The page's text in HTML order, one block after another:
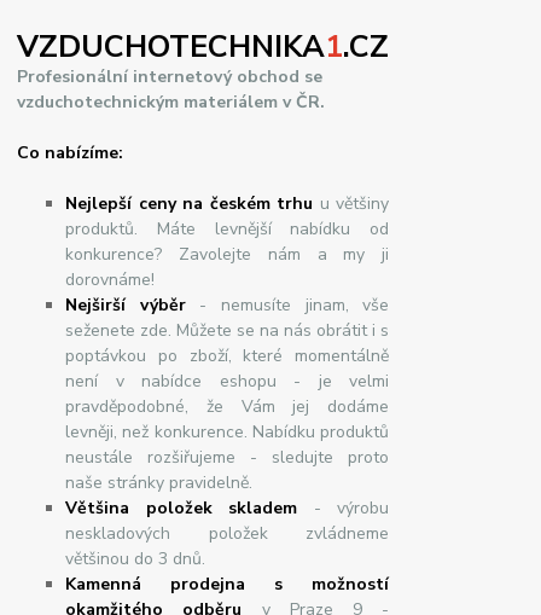
VZDUCHOTECHNIKA1.CZ
Profesionální internetový obchod se
vzduchotechnickým materiálem v ČR.
Co nabízíme:
Nejlepší ceny na českém trhu u většiny
produktů. Máte levnější nabídku od
konkurence? Zavolejte nám a my ji
dorovnáme!
Nejširšívýběr- nemusíte jinam, vše
seženete zde. Můžete se na nás obrátit i s
poptávkou po zboží, které momentálně
není v nabídce eshopu - je velmi
pravděpodobné, že Vám jej dodáme
levněji, než konkurence. Nabídku produktů
neustále rozšiřujeme - sledujte proto
naše stránky pravidelně.
Většina položek skladem - výrobu
neskladových položek zvládneme
většinou do 3 dnů.
Kamenná prodejna s možností
okamžitého odběru v Praze 9 -